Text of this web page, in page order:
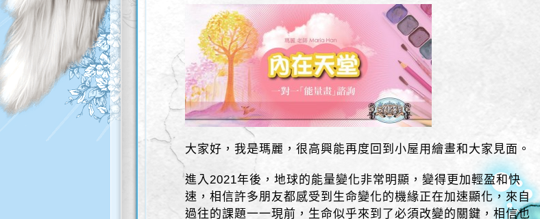
大家好，我是瑪麗，很高興能再度回到小屋用繪畫和大家見面。
進入2021年後，地球的能量變化非常明顯，變得更加輕盈和快
速，相信許多朋友都感受到生命變化的機緣正在加速顯化，來自
過往的課題一一現前，生命似乎來到了必須改變的關鍵，相信也